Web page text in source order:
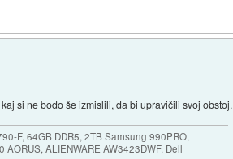
si ne bodo še izmislili, da bi upravičili svoj obstoj.
F, 64GB DDR5, 2TB Samsung 990PRO,
ALIENWARE AW3423DWF, Dell